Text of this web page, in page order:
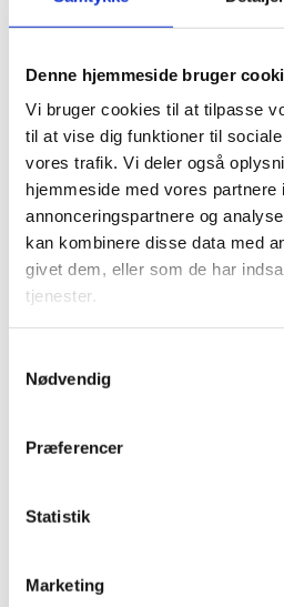
Denne hjemmeside bruger
Vi bruger cookies til at tilpasse
til at vise dig funktioner til
vores trafik. Vi deler også
hjemmeside med vores partnere
annonceringspartnere og
kan kombinere disse data med
givet dem, eller som de har
tjenester.
Nødvendig
Præferencer
Statistik
Marketing
doseringspumper opgraderes
P).
En anden fordel ved AEB-DE
identiske
en variation af
brugen af adaptere inde i
muliggør en variation i
udskifte transportelementer
omkostningsintensive